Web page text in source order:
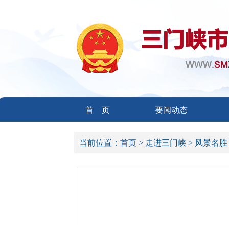
首 页 要闻动态
当前位置： 首页 > 走进三门峡 > 风景名